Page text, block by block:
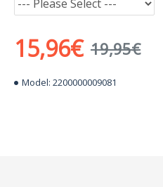
Model: 2200000009081
15,96€ 19,95€